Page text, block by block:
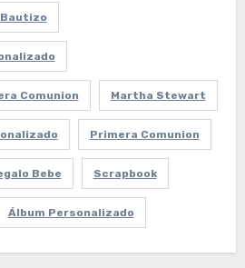
Comunion Martha Stewart
Primera Comunion
Bebe Scrapbook
Álbum Personalizado